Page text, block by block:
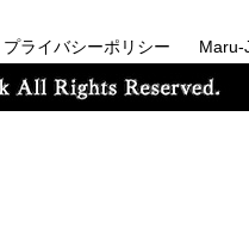
プライバシーポリシー Maru-